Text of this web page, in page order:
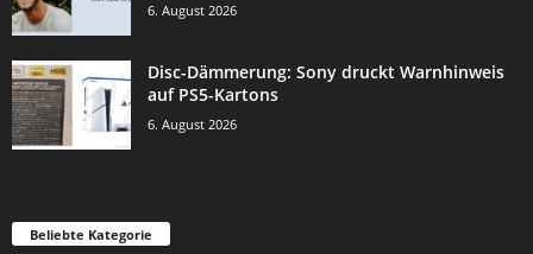
6. August 2026
Disc-Dämmerung: Sony druckt Warnhinweis
auf PS5-Kartons
6. August 2026
Beliebte Kategorie